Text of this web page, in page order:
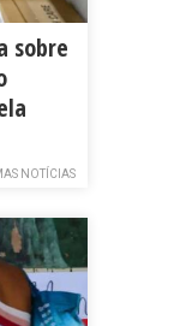
sobre
NOTÍCIAS